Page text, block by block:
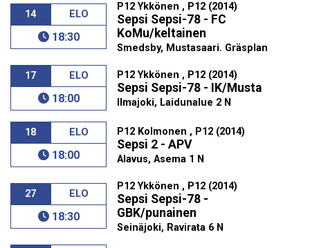
14 ELO
18:30
P12 Ykkönen , P12 (2014)
Sepsi Sepsi-78 - FC
KoMu/keltainen
Smedsby, Mustasaari. Gräsplan
17 ELO
18:00
P12 Ykkönen , P12 (2014)
Sepsi Sepsi-78 - IK/Musta
Ilmajoki, Laidunalue 2 N
18 ELO
18:00
P12 Kolmonen , P12 (2014)
Sepsi 2 - APV
Alavus, Asema 1 N
27 ELO
18:30
P12 Ykkönen , P12 (2014)
Sepsi Sepsi-78 -
GBK/punainen
Seinäjoki, Ravirata 6 N